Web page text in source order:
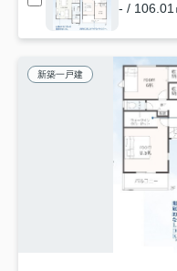
- / 106.01
新築一戸建